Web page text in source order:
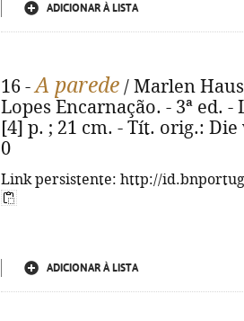
ADICIONAR À LISTA
16 -A parede / Marlen
Lopes Encarnação. - 3ª ed.
[4] p. ; 21 cm. - Tít. orig.: Die
0
Link persistente: http://
ADICIONAR À LISTA